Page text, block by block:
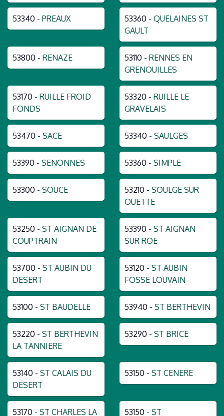
53340 - PREAUX 53360 - QUELAINES ST
GAULT
53800 - RENAZE 53110 - RENNES EN
GRENOUILLES
53170 - RUILLE FROID
FONDS
53320 - RUILLE LE
GRAVELAIS
53470 - SACE 53340 - SAULGES
53390 - SENONNES 53360 - SIMPLE
53300 - SOUCE 53210 - SOULGE SUR
OUETTE
53250 - ST AIGNAN DE
COUPTRAIN
53390 - ST AIGNAN
SUR ROE
53700 - ST AUBIN DU
DESERT
53120 - ST AUBIN
FOSSE LOUVAIN
53100 - ST BAUDELLE 53940 - ST BERTHEVIN
53220 - ST BERTHEVIN
LA TANNIERE
53290 - ST BRICE
53140 - ST CALAIS DU
DESERT
53150 - ST CENERE
53170 - ST CHARLES LA 53150 - ST